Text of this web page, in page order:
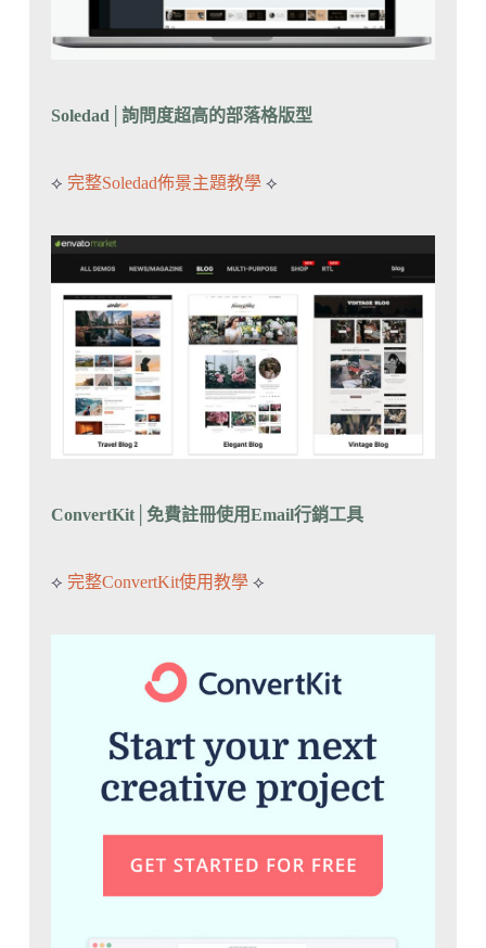
Soledad 詢問度超高的部落格版型
⟡ 完整Soledad佈景主題教學⟡
ConvertKit│免費註冊使用Email行銷工具
⟡ 完整ConvertKit使用教學⟡